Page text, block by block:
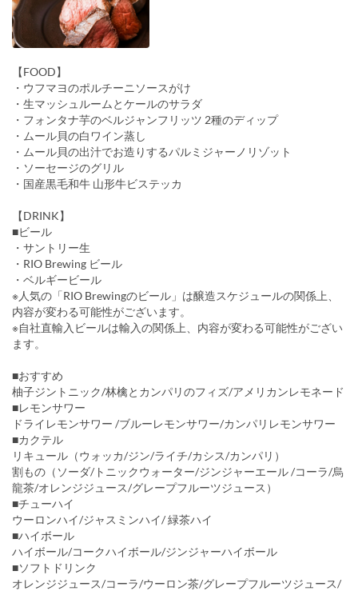
【FOOD】
・ウフマヨのポルチーニソースがけ
・生マッシュルームとケールのサラダ
・フォンタナ芋のベルジャンフリッツ 2種のディップ
・ムール貝の白ワイン蒸し
・ムール貝の出汁でお造りするパルミジャーノリゾット
・ソーセージのグリル
・国産黒毛和牛 山形牛ビステッカ
【DRINK】
■ビール
・サントリー生
・RIO Brewing ビール
・ベルギービール
※人気の「RIO Brewingのビール」は醸造スケジュールの関係上、
内容が変わる可能性がございます。
※自社直輸入ビールは輸入の関係上、内容が変わる可能性がござい
ます。
■おすすめ
柚子ジントニック/林檎とカンパリのフィズ/アメリカンレモネード
■レモンサワー
ドライレモンサワー /ブルーレモンサワー/カンパリレモンサワー
■カクテル
リキュール（ウォッカ/ジン/ライチ/カシス/カンパリ）
割もの（ソーダ/トニックウォーター/ジンジャーエール /コーラ/烏
龍茶/オレンジジュース/グレープフルーツジュース）
■チューハイ
ウーロンハイ/ジャスミンハイ/ 緑茶ハイ
■ハイボール
ハイボール/コークハイボール/ジンジャーハイボール
■ソフトドリンク
オレンジジュース/コーラ/ウーロン茶/グレープフルーツジュース/